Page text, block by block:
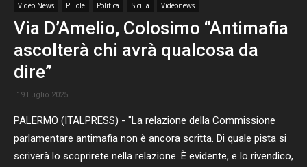
Video News Pillole Politica Sicilia Videonews
Via D’Amelio, Colosimo “Antimafia
ascolterà chi avrà qualcosa da
dire”
19 Luglio 2025
PALERMO (ITALPRESS) - "La relazione della Commissione
parlamentare antimafia non è ancora scritta. Di quale pista si
scriverà lo scoprirete nella relazione. È evidente, e lo rivendico,